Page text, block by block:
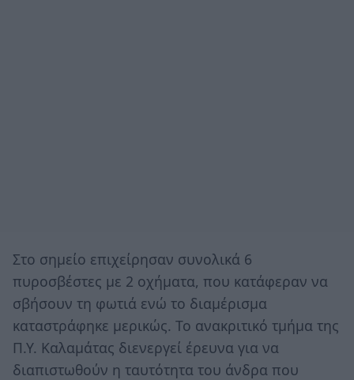
Στο σημείο επιχείρησαν συνολικά 6
πυροσβέστες με 2 οχήματα, που κατάφεραν να
σβήσουν τη φωτιά ενώ το διαμέρισμα
καταστράφηκε μερικώς. Το ανακριτικό τμήμα της
Π.Υ. Καλαμάτας διενεργεί έρευνα για να
διαπιστωθούν η ταυτότητα του άνδρα που